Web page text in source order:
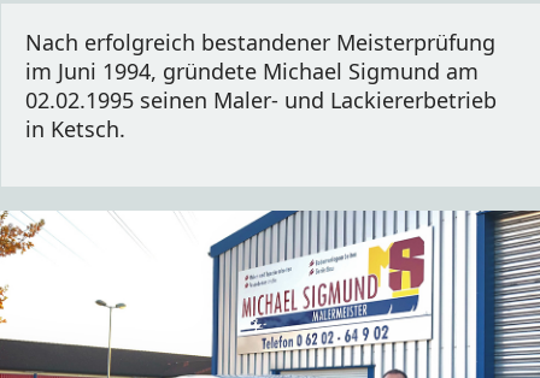
Nach erfolgreich bestandener Meisterprüfung
im Juni 1994, gründete Michael Sigmund am
02.02.1995 seinen Maler- und Lackiererbetrieb
in Ketsch.